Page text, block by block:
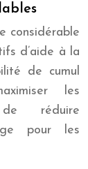
considérable
d’aide à la
de cumul
les
réduire
pour les